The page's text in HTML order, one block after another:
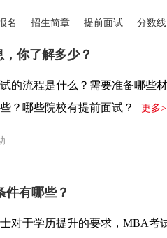
名 招生简章 提前面试 分数线
你了解多少？
的流程是什么？需要准备哪些
？哪些院校有提前面试？
更多>
有哪些？
对于学历提升的要求，MBA